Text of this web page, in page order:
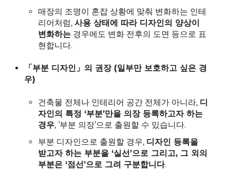
매장의 조명이 혼잡 상황에 맞춰 변화하는 인테
리어처럼,사용 상태에 따라 디자인의 양상이
변화하는 경우에도 변화 전후의 도면 등으로 표
현합니다.
「부분 디자인」의 권장 (일부만 보호하고 싶은 경
우)
건축물 전체나 인테리어 공간 전체가 아니라, 디
자인의 특정 ‘부분’만을 의장 등록하고자 하는
경우, ‘부분 의장’으로 출원할 수 있습니다.
부분 디자인으로 출원할 경우, 디자인 등록을
받고자 하는 부분을 ‘실선’으로 그리고, 그 외의
부분은 ‘점선’으로 그려 구분합니다.